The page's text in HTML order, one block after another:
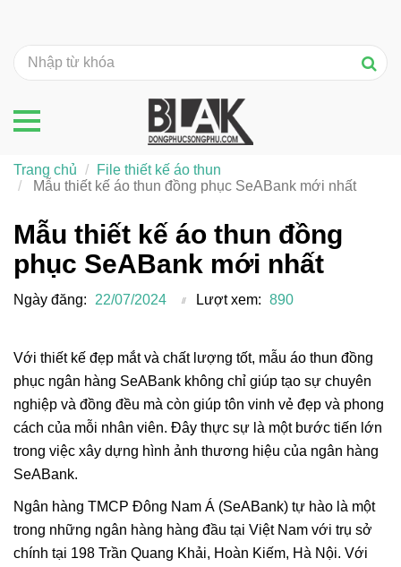
Mẫu thiết kế áo thun đồng
phục SeABank mới nhất
Ngày đăng: 22/07/2024 Lượt xem: 890
Với thiết kế đẹp mắt và chất lượng tốt, mẫu áo thun đồng
phục ngân hàng SeABank không chỉ giúp tạo sự chuyên
nghiệp và đồng đều mà còn giúp tôn vinh vẻ đẹp và phong
cách của mỗi nhân viên. Đây thực sự là một bước tiến lớn
trong việc xây dựng hình ảnh thương hiệu của ngân hàng
SeABank.
Ngân hàng TMCP Đông Nam Á (SeABank) tự hào là một
trong những ngân hàng hàng đầu tại Việt Nam với trụ sở
chính tại 198 Trần Quang Khải, Hoàn Kiếm, Hà Nội. Với
Trang chủ
File thiết kế áo thun
Mẫu thiết kế áo thun đồng phục SeABank mới nhất